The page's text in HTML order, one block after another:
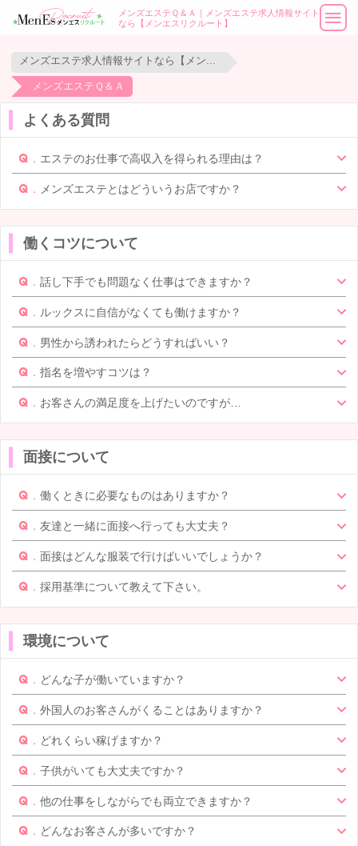
メンズエステＱ＆Ａ｜メンズエステ求人情報サイト
なら【メンエスリクルート】
メンズエステＱ＆Ａ
よくある質問
エステのお仕事で高収入を得られる理由は？
メンズエステとはどういうお店ですか？
働くコツについて
話し下手でも問題なく仕事はできますか？
ルックスに自信がなくても働けますか？
男性から誘われたらどうすればいい？
指名を増やすコツは？
お客さんの満足度を上げたいのですが…
面接について
働くときに必要なものはありますか？
友達と一緒に面接へ行っても大丈夫？
面接はどんな服装で行けばいいでしょうか？
採用基準について教えて下さい。
環境について
どんな子が働いていますか？
外国人のお客さんがくることはありますか？
どれくらい稼げますか？
子供がいても大丈夫ですか？
他の仕事をしながらでも両立できますか？
どんなお客さんが多いですか？